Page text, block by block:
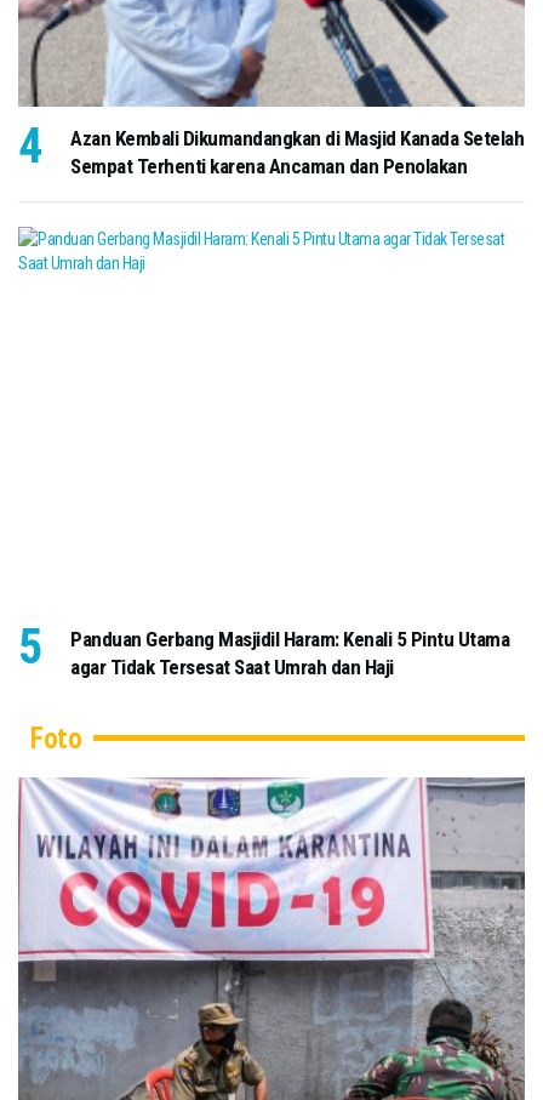
Azan Kembali Dikumandangkan di Masjid Kanada Setelah
Sempat Terhenti karena Ancaman dan Penolakan
Panduan Gerbang Masjidil Haram: Kenali 5 Pintu Utama
agar Tidak Tersesat Saat Umrah dan Haji
Foto